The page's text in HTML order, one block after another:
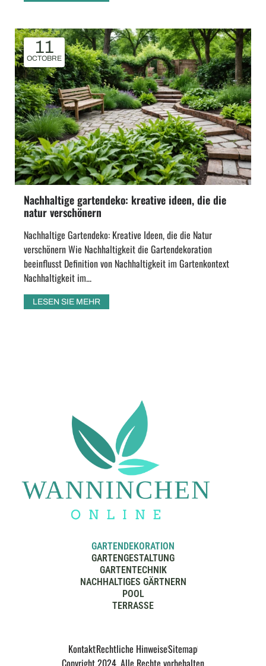
11
OCTOBRE
Nachhaltige gartendeko: kreative ideen, die die
natur verschönern
Nachhaltige Gartendeko: Kreative Ideen, die die Natur
verschönern Wie Nachhaltigkeit die Gartendekoration
beeinflusst Definition von Nachhaltigkeit im Gartenkontext
Nachhaltigkeit im...
LESEN SIE MEHR
GARTENDEKORATION
GARTENGESTALTUNG
GARTENTECHNIK
NACHHALTIGES GÄRTNERN
POOL
TERRASSE
KontaktRechtliche HinweiseSitemap
Copyright 2024. Alle Rechte vorbehalten